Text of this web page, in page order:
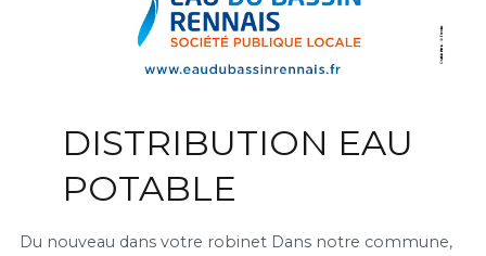
DISTRIBUTION EAU
POTABLE
Du nouveau dans votre robinet Dans notre commune,